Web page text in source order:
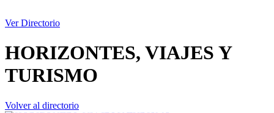
Ver Directorio
HORIZONTES, VIAJES Y
TURISMO
Volver al directorio